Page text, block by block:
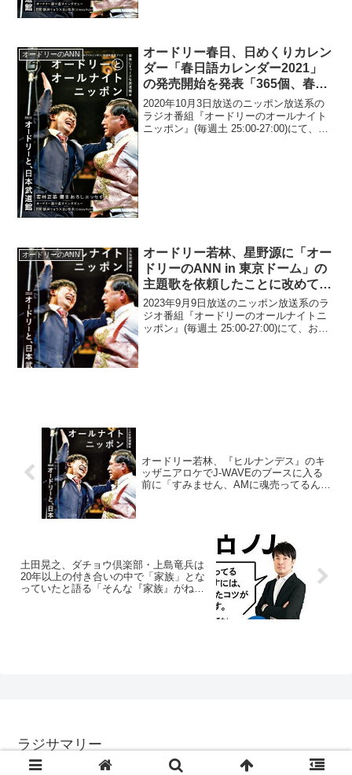
オードリーのANN
オードリー春日、日めくりカレン
ダー「春日語カレンダー2021」
の発売開始を発表「365個、春日
語を直筆で書いた日めくりカレン
ダー」
2020年10月3日放送のニッポン放送系の
ラジオ番組『オードリーのオールナイト
ニッポン』(毎週土 25:00-27:00)にて、お
オードリーのANN
オードリー若林、星野源に「オー
ドリーのANN in 東京ドーム」の
主題歌を依頼したことに改めて
「なんか凄いことになったじゃな
い、これ」
2023年9月9日放送のニッポン放送系のラ
ジオ番組『オードリーのオールナイトニ
ッポン』(毎週土 25:00-27:00)にて、お笑
オードリー若林、『ヒルナンデス』のキ
ッザニアロケでJ-WAVEのブースに入る
前に「すみません、AMに魂売ってるんで
土田晃之、ダチョウ倶楽部・上島竜兵は
20年以上の付き合いの中で「家族」とな
っていたと語る「そんな『家族』がね、
ラジサマリー
© 2017 ラジサマリー.